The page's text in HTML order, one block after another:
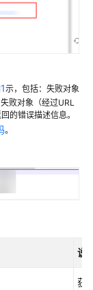
1示，包括：失败对象
败对象（经过URL
的错误描述信息。
。
说
获